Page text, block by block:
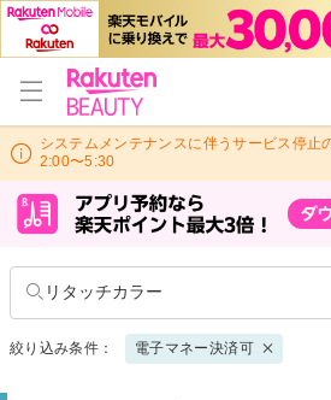
システムメンテナンスに伴うサービス停止
2:00〜5:30
リタッチカラー
絞り込み条件： 電子マネー決済可